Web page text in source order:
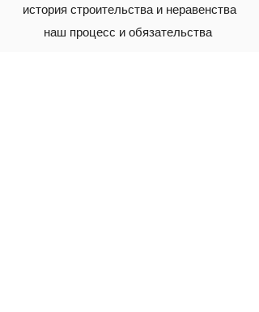
история строительства и неравенства
наш процесс и обязательства